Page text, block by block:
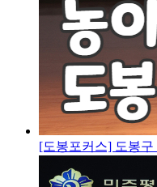
[도봉포커스] 도봉